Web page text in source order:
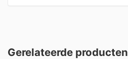
Gerelateerde producten